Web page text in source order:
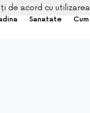
Sanatate
de acord cu